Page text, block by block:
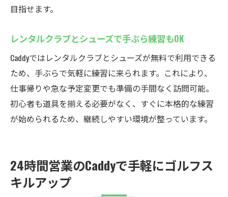
目指せます。
レンタルクラブとシューズで手ぶら練習もOK
Caddyではレンタルクラブとシューズが無料で利用できる
ため、手ぶらで気軽に練習に来られます。これにより、
仕事帰りや急な予定変更でも準備の手間なく訪問可能。
初心者も道具を揃える必要がなく、すぐに本格的な練習
が始められるため、継続しやすい環境が整っています。
24時間営業のCaddyで手軽にゴルフス
キルアップ